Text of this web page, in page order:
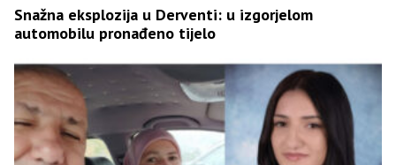
Snažna eksplozija u Derventi: u izgorjelom
automobilu pronađeno tijelo